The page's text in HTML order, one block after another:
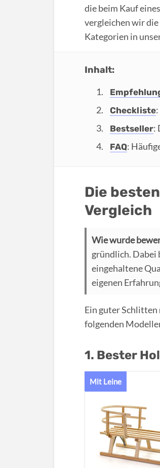
die beim Kauf
vergleichen wir
Kategorien in
Inhalt:
Checkliste
Bestseller:
FAQ:
Die
Vergleich
Wie wurde
gründlich.
eingehaltene
eigenen
Ein guter
folgenden
1. Bester
Mit Leine